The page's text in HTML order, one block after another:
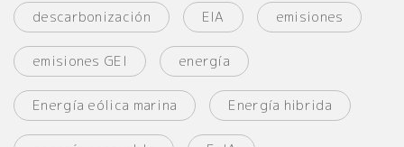
descarbonización EIA emisiones
emisiones GEI energía
Energía eólica marina Energía hibrida